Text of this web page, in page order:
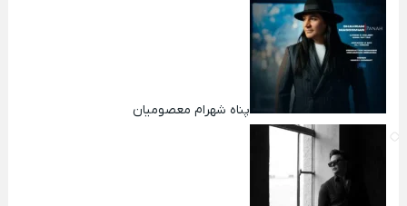
پناه شهرام معصومیان